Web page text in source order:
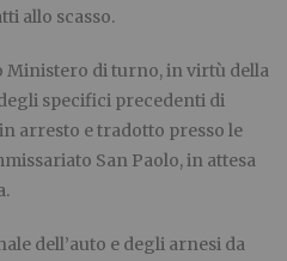
allo scasso.
Ministero di turno, in virtù della
specifici precedenti di
arresto e tradotto presso le
San Paolo, in attesa
dell’auto e degli arnesi da